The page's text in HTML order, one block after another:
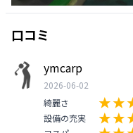
口コミ
ymcarp
2026-06-02
綺麗さ
設備の充実